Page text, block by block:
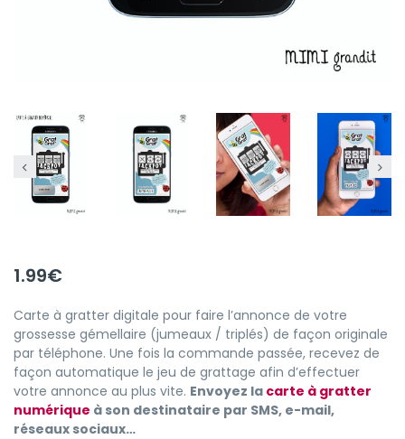
1.99€
Carte à gratter digitale pour faire l’annonce de votre
grossesse gémellaire (jumeaux / triplés) de façon originale
par téléphone. Une fois la commande passée, recevez de
façon automatique le jeu de grattage afin d’effectuer
votre annonce au plus vite. Envoyez la carte à gratter
numérique à son destinataire par SMS, e-mail,
réseaux sociaux…